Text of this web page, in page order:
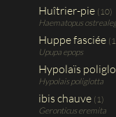
Huîtrier-pie (10)
Haematopus
Huppe fasciée
Upupa epops
Hypolaïs
Hypolais poliglotta
ibis chauve (1)
Geronticus eremita